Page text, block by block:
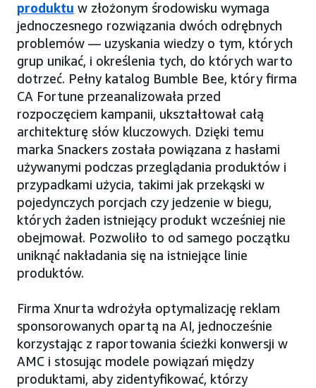
produktu w złożonym środowisku wymaga
jednoczesnego rozwiązania dwóch odrębnych
problemów — uzyskania wiedzy o tym, których
grup unikać, i określenia tych, do których warto
dotrzeć. Pełny katalog Bumble Bee, który firma
CA Fortune przeanalizowała przed
rozpoczęciem kampanii, ukształtował całą
architekturę słów kluczowych. Dzięki temu
marka Snackers została powiązana z hasłami
używanymi podczas przeglądania produktów i
przypadkami użycia, takimi jak przekąski w
pojedynczych porcjach czy jedzenie w biegu,
których żaden istniejący produkt wcześniej nie
obejmował. Pozwoliło to od samego początku
uniknąć nakładania się na istniejące linie
produktów.
Firma Xnurta wdrożyła optymalizację reklam
sponsorowanych opartą na AI, jednocześnie
korzystając z raportowania ścieżki konwersji w
AMC i stosując modele powiązań między
produktami, aby zidentyfikować, którzy